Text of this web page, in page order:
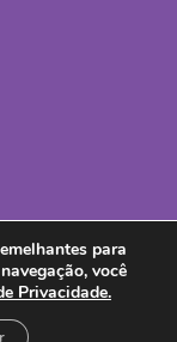
524, cj.165
Paulo - SP
904
6700
para
você
Privacidade.